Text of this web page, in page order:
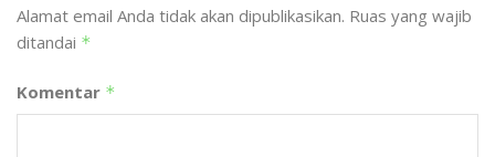
Alamat email Anda tidak akan dipublikasikan. Ruas yang wajib
ditandai *
Komentar *